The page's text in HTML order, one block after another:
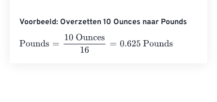
Voorbeeld: Overzetten 10 Ounces naar Pounds
Pounds
10 Ounces16=0.625 Pounds